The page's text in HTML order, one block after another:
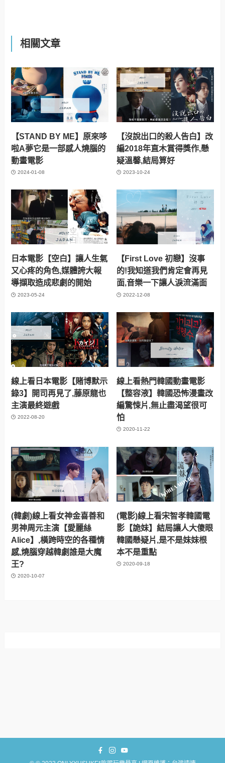
相關文章
【STAND BY ME】原來哆
啦A夢它是一部感人燒腦的
動畫電影
2024-01-08
【沒說出口的殺人告白】改
編2018年直木賞得獎作,懸
疑溫馨,結局算好
2023-10-24
日本電影【空白】讓人生氣
又心疼的角色,媒體誇大報
導擷取造成悲劇的開始
2023-05-24
【First Love 初戀】沒事
的!我知道我們肯定會再見
面,音樂一下讓人淚流滿面
2022-12-08
線上看日本電影【賭博默示
錄3】開司再見了,藤原龍也
主演最終遊戲
2022-08-20
線上看熱門韓國動畫電影
【整容液】韓國恐怖漫畫改
編驚悚片,無止盡渴望很可
怕
2020-11-22
(韓劇)線上看女神金喜善和
男神周元主演【愛麗絲
Alice】,橫跨時空的各種情
感,燒腦穿越韓劇誰是大魔
王?
2020-10-07
(電影)線上看宋智孝韓國電
影【詭妹】結局讓人大傻眼
韓國懸疑片,是不是妹妹根
本不是重點
2020-09-18